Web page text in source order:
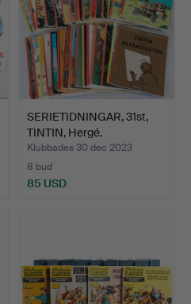
SERIETIDNINGAR, 31st,
TINTIN, Hergé.
Klubbades 30 dec 2023
8 bud
85 USD